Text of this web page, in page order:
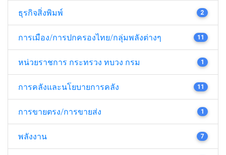
ธุรกิจสิ่งพิมพ์ 2
การเมือง/การปกครองไทย/กลุ่มพลังต่างๆ 11
หน่วยราชการ กระทรวง ทบวง กรม 1
การคลังและนโยบายการคลัง 11
การขายตรง/การขายส่ง 1
พลังงาน 7